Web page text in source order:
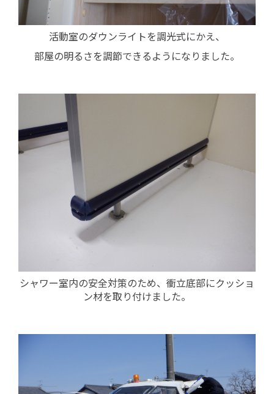
活動室のダウンライトを調光式にかえ、
部屋の明るさを調節できるようになりました。
シャワー室内の安全対策のため、衝立底部にクッショ
ン材を取り付けました。